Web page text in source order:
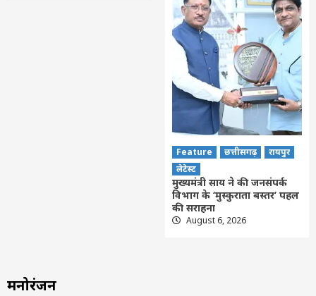
Feature छत्तीसगढ़
रायपुर
लेटेस्ट
मुख्यमंत्री साय ने की जनसंपर्क
विभाग के ‘मुस्कुराता बस्तर’ पहल
की सराहना
August 6, 2026
मनोरंजन